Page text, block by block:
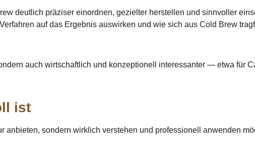
deutlich präziser einordnen, gezielter herstellen und sinnvoller
auf das Ergebnis auswirken und wie sich aus Cold Brew
auch wirtschaftlich und konzeptionell interessanter — etwa für
ist
anbieten, sondern wirklich verstehen und professionell anwenden